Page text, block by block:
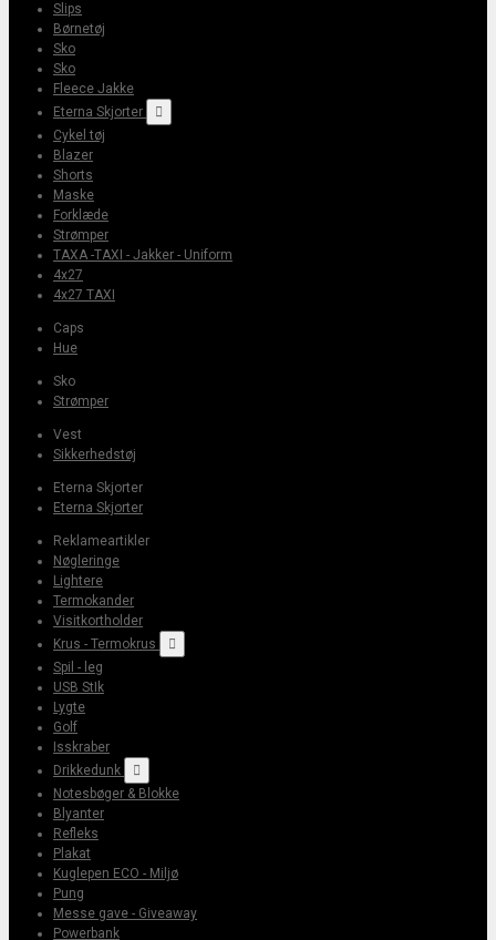
Slips
Børnetøj
Sko
Sko
Fleece Jakke
Eterna Skjorter

Cykel tøj
Blazer
Shorts
Maske
Forklæde
Strømper
TAXA -TAXI - Jakker - Uniform
4x27
4x27 TAXI
Caps
Hue
Sko
Strømper
Vest
Sikkerhedstøj
Eterna Skjorter
Eterna Skjorter
Reklameartikler
Nøgleringe
Lightere
Termokander
Visitkortholder
Krus - Termokrus

Spil - leg
USB StIk
Lygte
Golf
Isskraber
Drikkedunk

Notesbøger & Blokke
Blyanter
Refleks
Plakat
Kuglepen ECO - Miljø
Pung
Messe gave - Giveaway
Powerbank